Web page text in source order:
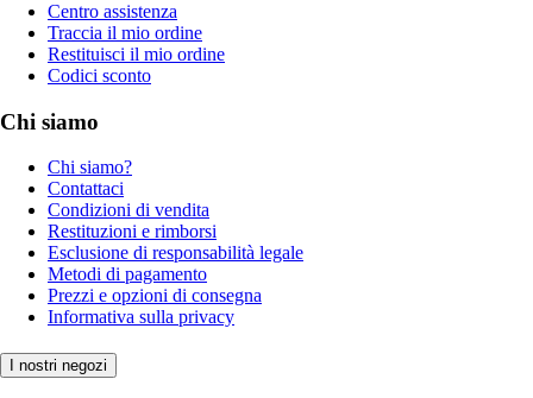
Centro assistenza
Traccia il mio ordine
Restituisci il mio ordine
Codici sconto
Chi siamo
Chi siamo?
Contattaci
Condizioni di vendita
Restituzioni e rimborsi
Esclusione di responsabilità legale
Metodi di pagamento
Prezzi e opzioni di consegna
Informativa sulla privacy
I nostri negozi